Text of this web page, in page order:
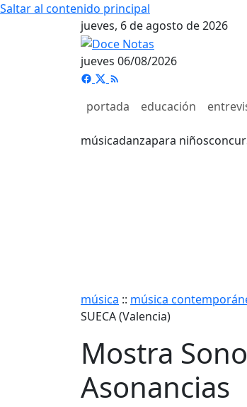
Saltar al contenido principal
jueves, 6 de agosto de 2026
jueves 06/08/2026
portada educación
músicadanzapara niños
música :: música
SUECA (Valencia)
Mostra
Asonancias